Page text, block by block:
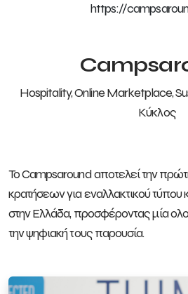
https://
Hospitality, Online Marketplace,
Κύκλος
Το Campsaround αποτελεί την
κρατήσεων για εναλλακτικού τύπου
στην Ελλάδα, προσφέροντας μία
την ψηφιακή τους παρουσία.